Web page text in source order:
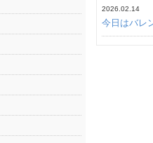
2026.02.14
今日はバレ